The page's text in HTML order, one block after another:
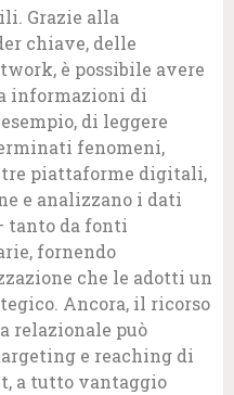
Grazie alla
chiave, delle
è possibile avere
informazioni di
di leggere
fenomeni,
piattaforme digitali,
e analizzano i dati
tanto da fonti
fornendo
che le adotti un
Ancora, il ricorso
relazionale può
e reaching di
a tutto vantaggio